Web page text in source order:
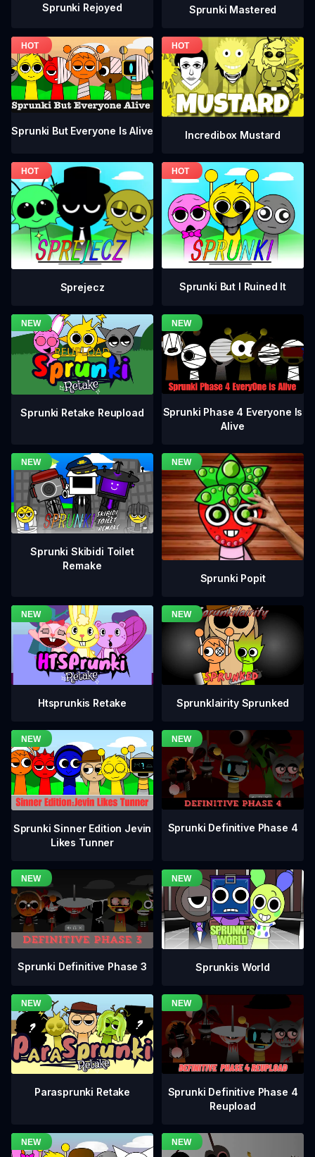
Sprunki Rejoyed Sprunki Mastered
Sprunki But Everyone Is Alive Incredibox Mustard
Sprejecz Sprunki But I Ruined It
Sprunki Retake Reupload
Sprunki Phase 4 Everyone Is
Alive
Sprunki Skibidi Toilet
Remake
Sprunki Popit
Htsprunkis Retake Sprunklairity Sprunked
Sprunki Sinner Edition Jevin
Likes Tunner
Sprunki Definitive Phase 4
Sprunki Definitive Phase 3 Sprunkis World
Parasprunki Retake
Sprunki Definitive Phase 4
Reupload